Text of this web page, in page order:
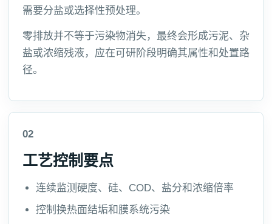
需要分盐或选择性预处理。
零排放并不等于污染物消失，最终会形成污泥、杂
盐或浓缩残液，应在可研阶段明确其属性和处置路
径。
02
工艺控制要点
连续监测硬度、硅、COD、盐分和浓缩倍率
控制换热面结垢和膜系统污染